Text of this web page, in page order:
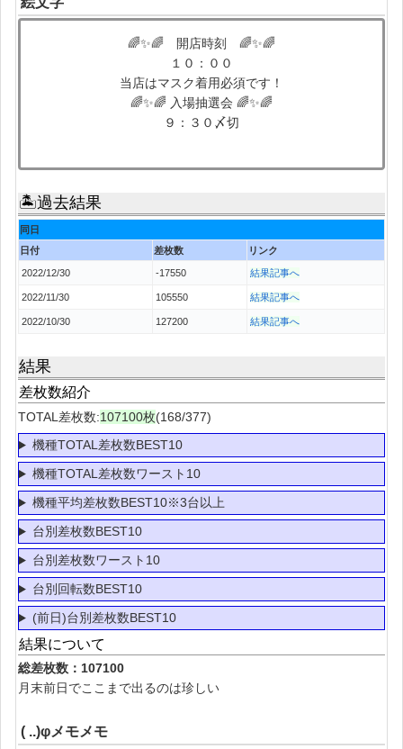
🌈✨🌈 開店時刻 🌈✨🌈
１０：００
当店はマスク着用必須です！
🌈✨🌈 入場抽選会 🌈✨🌈
９：３０〆切
🏝過去結果
同日
日付
差枚数 リンク
2022/12/30 -17550 結果記事へ
2022/11/30 105550 結果記事へ
2022/10/30 127200 結果記事へ
結果
差枚数紹介
TOTAL差枚数:107100枚(168/377)
機種TOTAL差枚数BEST10
機種TOTAL差枚数ワースト10
機種平均差枚数BEST10※3台以上
台別差枚数BEST10
台別差枚数ワースト10
台別回転数BEST10
(前日)台別差枚数BEST10
結果について
総差枚数：107100
月末前日でここまで出るのは珍しい
( ..)φメモメモ